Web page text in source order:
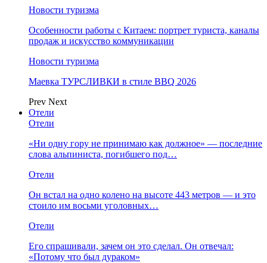
Новости туризма
Особенности работы с Китаем: портрет туриста, каналы
продаж и искусство коммуникации
Новости туризма
Маевка ТУРСЛИВКИ в стиле BBQ 2026
Prev Next
Отели
Отели
«Ни одну гору не принимаю как должное» — последние
слова альпиниста, погибшего под…
Отели
Он встал на одно колено на высоте 443 метров — и это
стоило им восьми уголовных…
Отели
Его спрашивали, зачем он это сделал. Он отвечал:
«Потому что был дураком»